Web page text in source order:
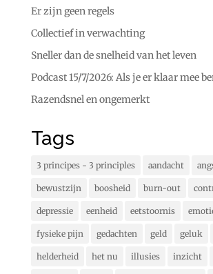
Er zijn geen regels
Collectief in verwachting
Sneller dan de snelheid van het leven
Podcast 15/7/2026: Als je er klaar mee
Razendsnel en ongemerkt
Tags
3 principes - 3 principles aandacht
bewustzijn boosheid burn-out
depressie eenheid eetstoornis
fysieke pijn gedachten geld geluk
helderheid het nu illusies inzicht